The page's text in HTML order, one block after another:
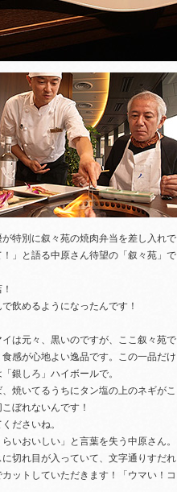
特別に叙々苑の焼肉弁当を差し入れで
」と語る中原さん待望の「叙々苑」で
飲めるようになったんです！
は元々、黒いのですが、ここ叙々苑で
感が心地よい逸品です。この一品だけ
銀しろ」ハイボールで。
焼いてるうちにタン塩の上のネギがこ
ぼれないんです！
ださいね。
いおいしい」と言葉を失う中原さん。
切れ目が入っていて、文字通りすだれ
ットしていただきます！「ウマい！コ